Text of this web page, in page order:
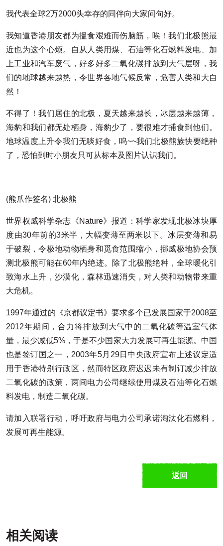
我代表全球2万2000头幸存的同伴向大家问句好。
我知道香港朋友都为搵食艰难而伤脑筋，唉！我们北极熊最
近也为这个心烦。自从人类用煤、石油等化石燃料发电、加
上工业和汽车废气，好多好多二氧化碳排放到大气层呀，我
们的地球越来越热，令世界各地气候反常，危害人类和大自
然！
不得了！我们居住的北极，夏天越来越长，冰层越来越薄，
海豹和我们都无处栖身，海豹少了，要很难才捕食到他们。
地球温度上升令我们无啖好食，呜~~我们北极熊族快要绝种
了，恐怕到时小朋友只可从标本及图片认识我们。
(熊爪作签名) 北极熊
世界权威科学杂志《Nature》报道：科学家发现北极冰块厚
度由30年前的3米半，大幅变薄至两米以下。冰层变薄和易
于破裂，令极地动物栖身和觅食范围缩小，挪威极地协会预
测北极熊可能在60年内绝迹。除了北极熊绝种，全球暖化引
致海水上升，沙漠化，森林迅速消失，对人类和动物带来重
大危机。
1997年通过的《京都议定书》要求多个已发展国家于2008至
2012年期间，合力将排放到大气中的二氧化碳等温室气体
量，最少减低5%，于是不少国家大力发展可再生能源。中国
也是签订国之一，2003年5月29日中央政府宣布上述议定适
用于香港特别行政区，然而特区政府迟迟未有制订减少排放
二氧化碳的政策，两间电力公司继续使用煤及石油等化石燃
料发电，制造二氧化碳。
请加入联署行动 ，呼吁政府与电力公司承诺淘汰化石燃料，
发展可再生能源。
返回
相关阅读